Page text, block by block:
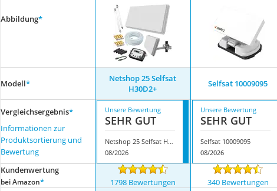
Abbildung*
Modell*
Netshop 25 Selfsat
H30D2+
Selfsat 10009095
Vergleichsergebnis*
Informationen zur
Produktsortierung und
Bewertung
Unsere Bewertung
SEHR GUT
Netshop 25 Selfsat H30D2+
08/2026
Unsere Bewertung
SEHR GUT
Selfsat 10009095
08/2026
Kundenwertung
bei Amazon* 1798 Bewertungen 340 Bewertungen